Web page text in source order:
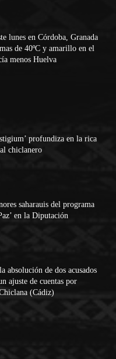
lunes en Córdoba, Granada
de 40ºC y amarillo en el
menos Huelva
profundiza en la rica
chiclanero
saharauis del programa
en la Diputación
absolución de dos acusados
ajuste de cuentas por
(Cádiz)